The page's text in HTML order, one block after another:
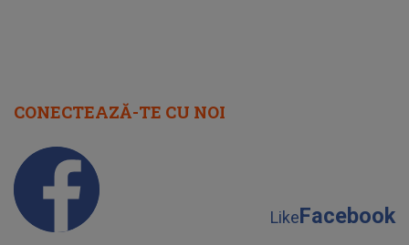
CONECTEAZĂ-TE CU NOI
LikeFacebook